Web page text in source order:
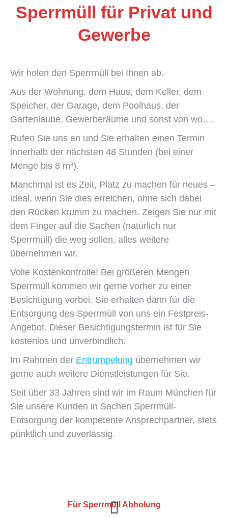
Sperrmüll für Privat und
Gewerbe
Wir holen den Sperrmüll bei Ihnen ab.
Aus der Wohnung, dem Haus, dem Keller, dem
Speicher, der Garage, dem Poolhaus, der
Gartenlaube, Gewerberäume und sonst von wo….
Rufen Sie uns an und Sie erhalten einen Termin
innerhalb der nächsten 48 Stunden (bei einer
Menge bis 8 m³).
Manchmal ist es Zeit, Platz zu machen für neues –
ideal, wenn Sie dies erreichen, ohne sich dabei
den Rücken krumm zu machen. Zeigen Sie nur mit
dem Finger auf die Sachen (natürlich nur
Sperrmüll) die weg sollen, alles weitere
übernehmen wir.
Volle Kostenkontrolle! Bei größeren Mengen
Sperrmüll kommen wir gerne vorher zu einer
Besichtigung vorbei. Sie erhalten dann für die
Entsorgung des Sperrmüll von uns ein Festpreis-
Angebot. Dieser Besichtigungstermin ist für Sie
kostenlos und unverbindlich.
Im Rahmen der Entrümpelung übernehmen wir
gerne auch weitere Dienstleistungen für Sie.
Seit über 33 Jahren sind wir im Raum München für
Sie unsere Kunden in Sachen Sperrmüll-
Entsorgung der kompetente Ansprechpartner, stets
pünktlich und zuverlässig.
Für Sperrmüll Abholung